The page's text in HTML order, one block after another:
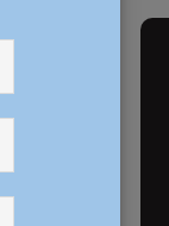
Marco